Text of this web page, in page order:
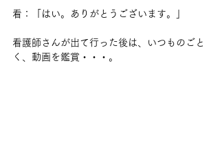
看：「はい。ありがとうございます。」
看護師さんが出て行った後は、いつものごと
く、動画を鑑賞・・・。